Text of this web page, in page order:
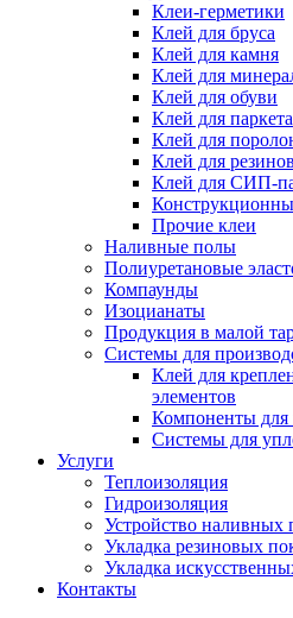
Клеи-герметики
Клей для бруса
Клей для камня
Клей для
Клей для обуви
Клей для паркета
Клей для
Клей для
Клей для СИП-
Прочие клеи
Наливные полы
Полиуретановые
Компаунды
Изоцианаты
Продукция в малой
Системы для
Клей для
элементов
Компоненты для
Системы для
Услуги
Теплоизоляция
Гидроизоляция
Устройство наливных
Укладка резиновых
Укладка
Контакты